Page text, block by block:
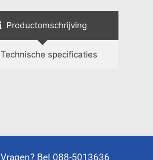
Productomschrijving
Technische specificaties
Vragen? Bel 088-5013636